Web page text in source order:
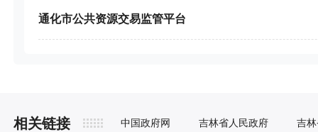
通化市公共资源交易监管平台
相关链接 中国政府网 吉林省人民政府 吉